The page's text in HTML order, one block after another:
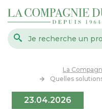
La
Quelles
23.04.2026